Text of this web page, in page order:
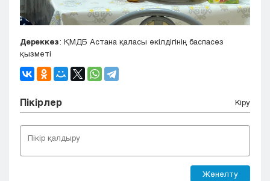
Дереккөз: ҚМДБ Астана қаласы өкілдігінің баспасөз
қызметі
Пікірлер Кіру
Жөнелту